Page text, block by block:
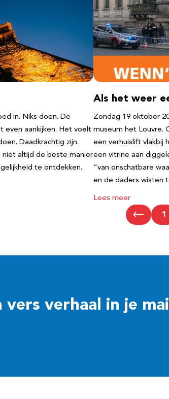
in. Niks doen. De
even aankijken. Het voelt
Daadkrachtig zijn.
niet altijd de beste manier
te ontdekken.
Als het weer
Zondag 19 oktober
museum het Louvre.
een verhuislift vlakbij
een vitrine aan
“van onschatbare
en de daders wisten
Lees meer
1
vers verhaal in je